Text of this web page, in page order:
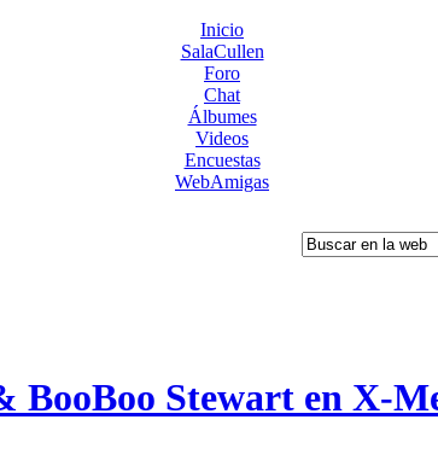
Inicio
SalaCullen
Foro
Chat
Álbumes
Videos
Encuestas
WebAmigas
BooBoo Stewart en X-